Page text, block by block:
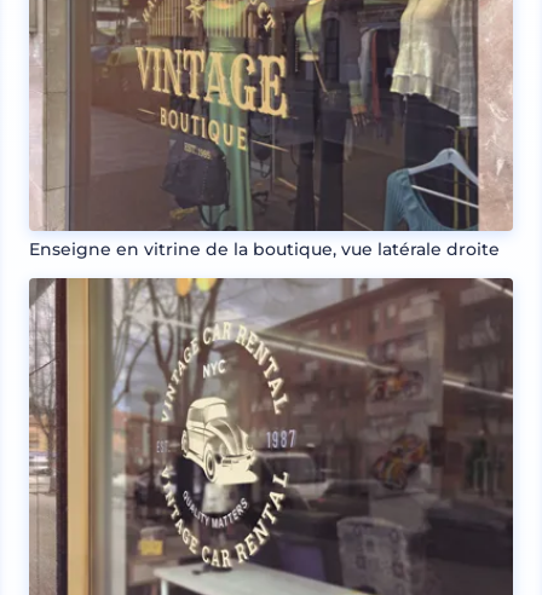
Enseigne en vitrine de la boutique, vue latérale droite